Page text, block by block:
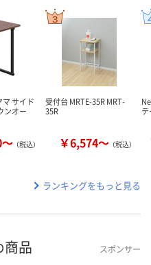
サイド
ンオー
（税込）
受付台 MRTE-35R MRT-
35R
￥6,574～ （税込）
ランキングをもっと見る
商品 スポンサー